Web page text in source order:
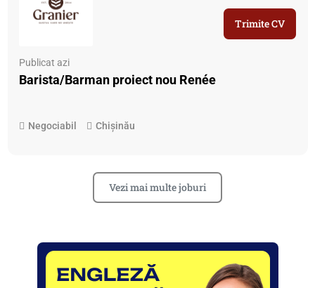
Publicat azi
Barista/Barman proiect nou Renée
Negociabil Chișinău
Trimite CV
Vezi mai multe joburi